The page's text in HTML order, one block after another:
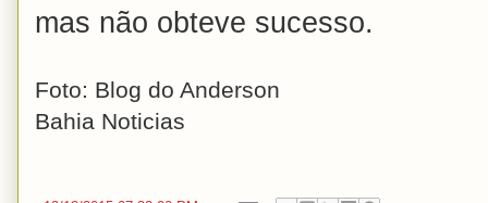
mas não obteve sucesso.
Foto: Blog do Anderson
Bahia Noticias